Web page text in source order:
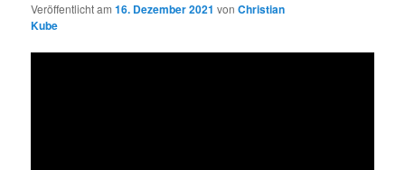
Veröffentlicht am16. Dezember 2021 vonChristian
Kube